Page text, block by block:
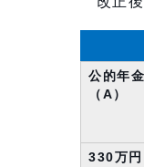
公的年
（A）
330万